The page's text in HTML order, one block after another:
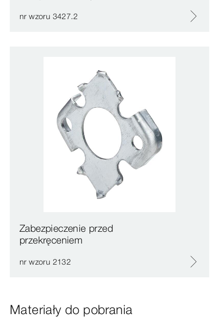
nr wzoru 3427.2
Zabezpieczenie przed
przekręceniem
nr wzoru 2132
Materiały do pobrania